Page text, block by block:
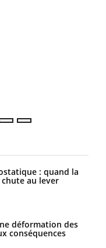
: quand la
au lever
déformation des
conséquences